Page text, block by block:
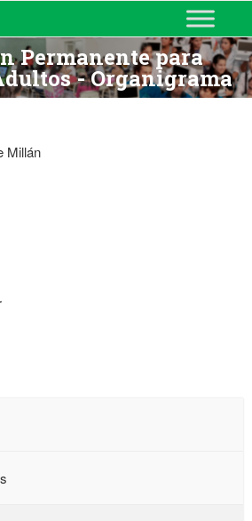
DE EDUCACIÓN
Permanente para
- Organigrama
Millán